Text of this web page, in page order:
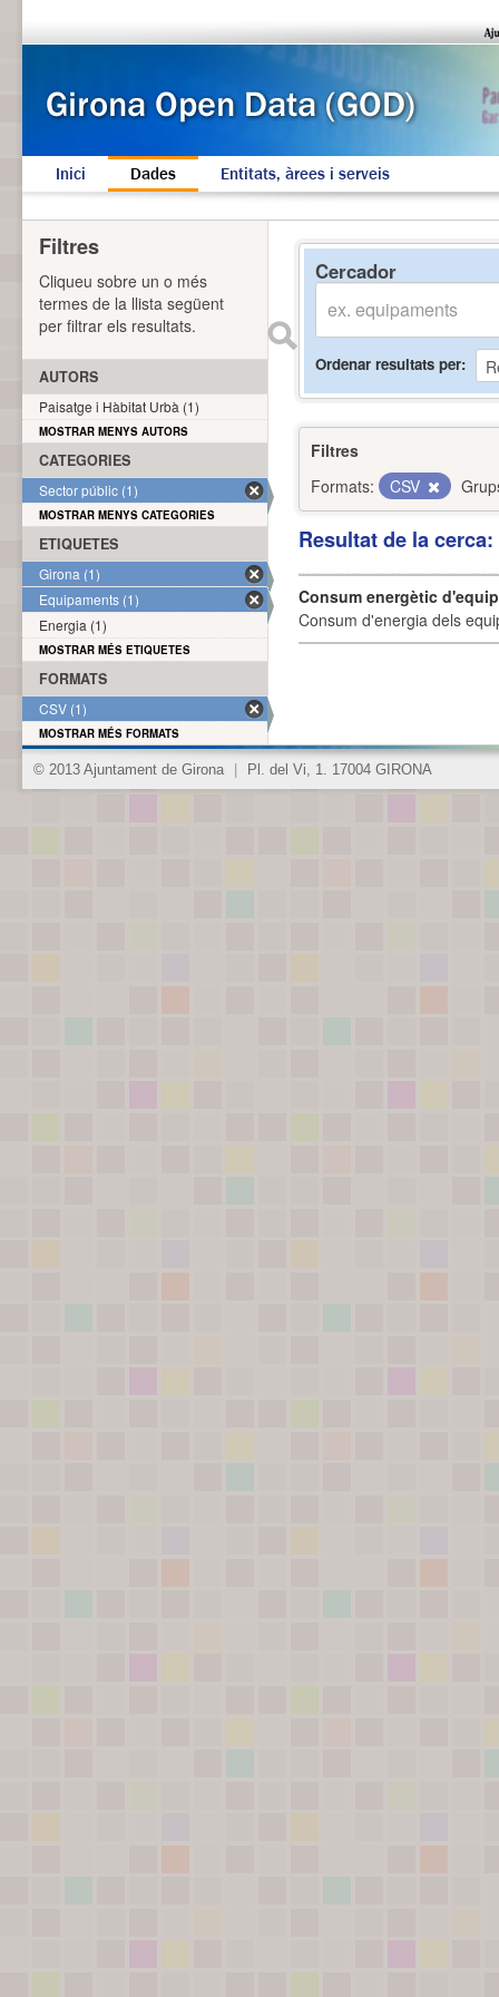
Inici Dades Entitats, àrees i serveis
Cercador
Ordenar resultats per
Filtres
Formats:
CSV
Resultat de la
Consum energètic
Consum d'energia dels
Filtres
Cliqueu sobre un o més
termes de la llista següent
per filtrar els resultats.
AUTORS
Paisatge i Hàbitat Urbà (1)
MOSTRAR MENYS AUTORS
CATEGORIES
Sector públic (1)
MOSTRAR MENYS CATEGORIES
ETIQUETES
Girona (1)
Equipaments (1)
Energia (1)
MOSTRAR MÉS ETIQUETES
FORMATS
CSV (1)
MOSTRAR MÉS FORMATS
© 2013 Ajuntament de Girona Pl. del Vi, 1. 17004 GIRONA